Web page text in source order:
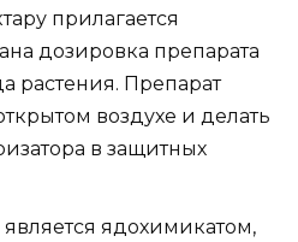
прилагается
дозировка препарата
растения. Препарат
воздухе и делать
в защитных
ядохимикатом,